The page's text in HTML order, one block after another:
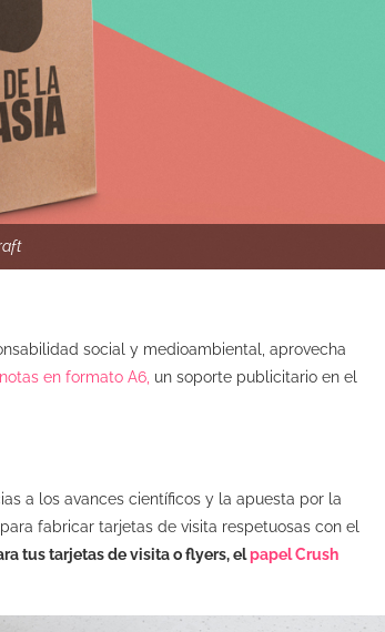
social y medioambiental, aprovecha
en formato A6, un soporte publicitario en el
a los avances científicos y la apuesta por la
fabricar tarjetas de visita respetuosas con el
tus tarjetas de visita o flyers, elpapel Crush